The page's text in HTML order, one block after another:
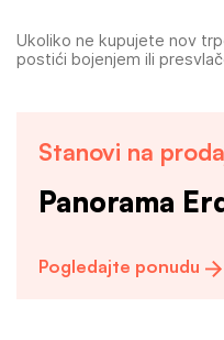
Ukoliko ne kupujete nov
postići bojenjem ili
Stanovi na
Panorama
Pogledajte ponudu